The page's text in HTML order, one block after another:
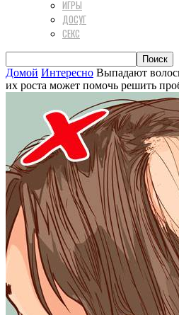
ИГРЫ
ДОСУГ
СЕКС
Домой Интересно Выпадают
их роста может помочь решить